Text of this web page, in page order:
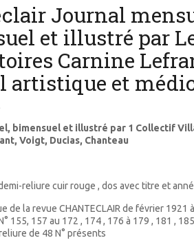
Journal
et illustré par
Carnine
artistique et
bimensuel et illustré par 1 Collectif
Voigt, Ducias, Chanteau
reliure cuir rouge , dos avec titre et
de la revue CHANTECLAIR de février 1921
155, 157 au 172 , 174 , 176 à 179 , 181 ,
de 48 N° présents